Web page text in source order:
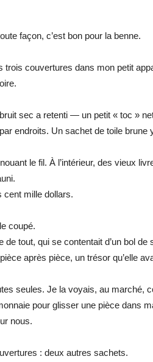
façon, c’est bon pour la benne.
trois couvertures dans mon petit
sec a retenti — un petit « toc »
endroits. Un sachet de toile brune
le fil. À l’intérieur, des vieux
cent mille dollars.
coupé.
de tout, qui se contentait d’un bol
après pièce, un trésor qu’elle
seules. Je la voyais, au marché,
pour glisser une pièce dans
nous.
: deux autres sachets.